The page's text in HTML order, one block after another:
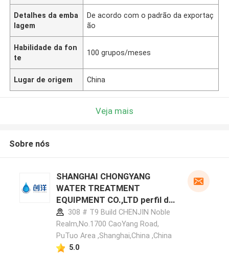
Detalhes da emba
lagem
De acordo com o padrão da exportaç
ão
Habilidade da fon
te
100 grupos/meses
Lugar de origem China
Veja mais
Sobre nós
SHANGHAI CHONGYANG
WATER TREATMENT
EQUIPMENT CO.,LTD perfil do
fabricante
308 # T9 Build CHENJIN Noble
Realm,No.1700 CaoYang Road,
PuTuo Area ,Shanghai,China ,China
5.0